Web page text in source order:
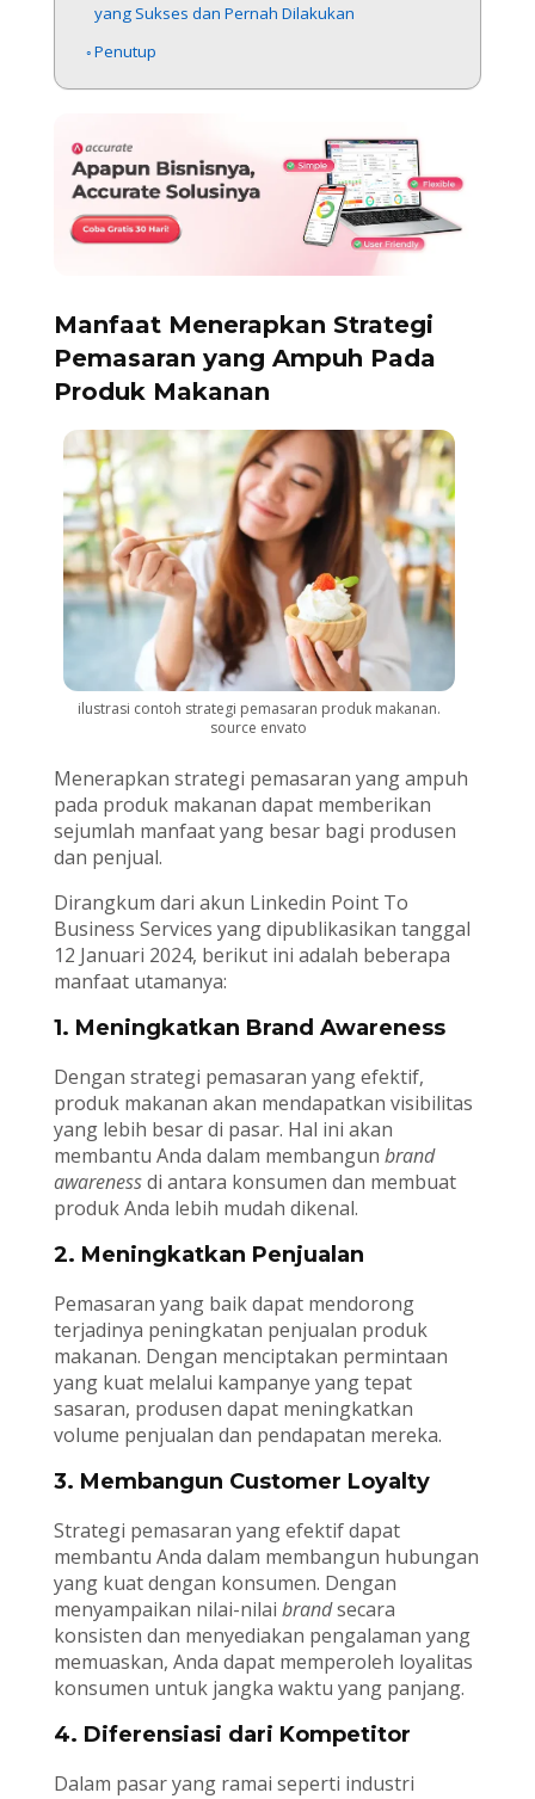
yang Sukses dan Pernah Dilakukan
Penutup
Manfaat Menerapkan Strategi
Pemasaran yang Ampuh Pada
Produk Makanan
ilustrasi contoh strategi pemasaran produk makanan.
source envato
Menerapkan strategi pemasaran yang ampuh
pada produk makanan dapat memberikan
sejumlah manfaat yang besar bagi produsen
dan penjual.
Dirangkum dari akun Linkedin Point To
Business Services yang dipublikasikan tanggal
12 Januari 2024, berikut ini adalah beberapa
manfaat utamanya:
1. Meningkatkan Brand Awareness
Dengan strategi pemasaran yang efektif,
produk makanan akan mendapatkan visibilitas
yang lebih besar di pasar. Hal ini akan
membantu Anda dalam membangun brand
awarenessdi antara konsumen dan membuat
produk Anda lebih mudah dikenal.
2. Meningkatkan Penjualan
Pemasaran yang baik dapat mendorong
terjadinya peningkatan penjualan produk
makanan. Dengan menciptakan permintaan
yang kuat melalui kampanye yang tepat
sasaran, produsen dapat meningkatkan
volume penjualan dan pendapatan mereka.
3. Membangun Customer Loyalty
Strategi pemasaran yang efektif dapat
membantu Anda dalam membangun hubungan
yang kuat dengan konsumen. Dengan
menyampaikan nilai-nilai brandsecara
konsisten dan menyediakan pengalaman yang
memuaskan, Anda dapat memperoleh loyalitas
konsumen untuk jangka waktu yang panjang.
4. Diferensiasi dari Kompetitor
Dalam pasar yang ramai seperti industri